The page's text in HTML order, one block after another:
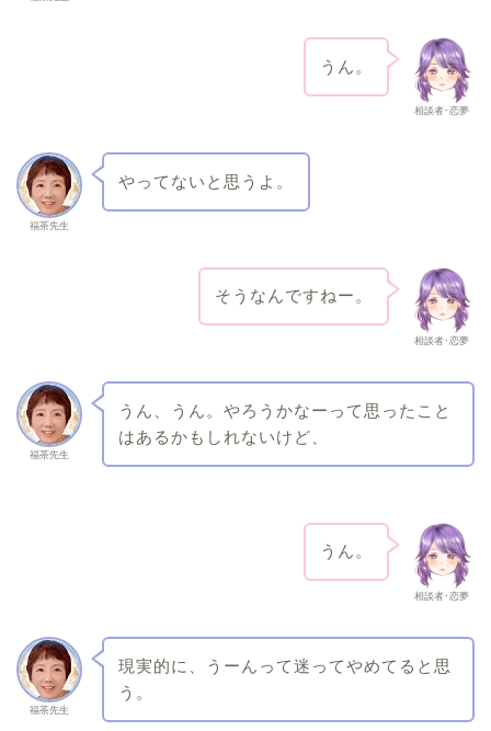
相談者･恋夢
うん。
福茶先生
やってないと思うよ。
相談者･恋夢
そうなんですねー。
福茶先生
うん、うん。やろうかなーって思ったこと
はあるかもしれないけど、
相談者･恋夢
うん。
福茶先生
現実的に、うーんって迷ってやめてると思
う。